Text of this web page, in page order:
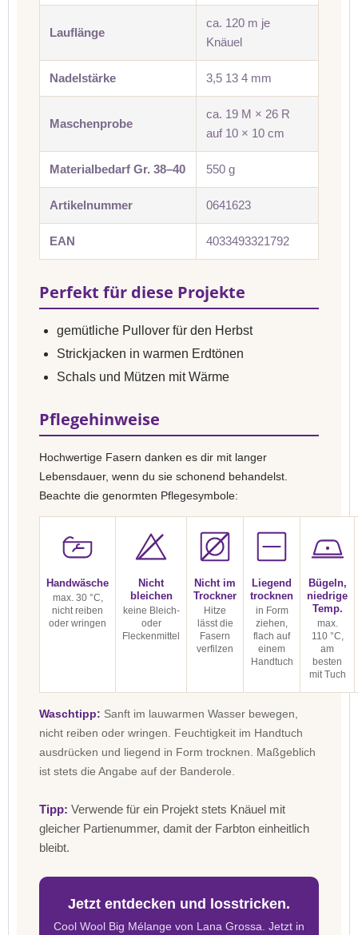
Lauflänge
ca. 120 m je
Knäuel
Nadelstärke 3,5 13 4 mm
Maschenprobe
ca. 19 M × 26 R
auf 10 × 10 cm
Materialbedarf Gr. 38–40 550 g
Artikelnummer 0641623
EAN 4033493321792
Perfekt für diese Projekte
gemütliche Pullover für den Herbst
Strickjacken in warmen Erdtönen
Schals und Mützen mit Wärme
Pflegehinweise
Hochwertige Fasern danken es dir mit langer
Lebensdauer, wenn du sie schonend behandelst.
Beachte die genormten Pflegesymbole:
Handwäsche
max. 30 °C,
nicht reiben
oder wringen
Nicht
bleichen
keine Bleich-
oder
Fleckenmittel
Nicht im
Trockner
Hitze
lässt die
Fasern
verfilzen
Liegend
trocknen
in Form
ziehen,
flach auf
einem
Handtuch
Bügeln,
niedrige
Temp.
max.
110 °C,
am
besten
mit Tuch
Waschtipp: Sanft im lauwarmen Wasser bewegen,
nicht reiben oder wringen. Feuchtigkeit im Handtuch
ausdrücken und liegend in Form trocknen. Maßgeblich
ist stets die Angabe auf der Banderole.
Tipp: Verwende für ein Projekt stets Knäuel mit
gleicher Partienummer, damit der Farbton einheitlich
bleibt.
Jetzt entdecken und losstricken.
Cool Wool Big Mélange von Lana Grossa. Jetzt in